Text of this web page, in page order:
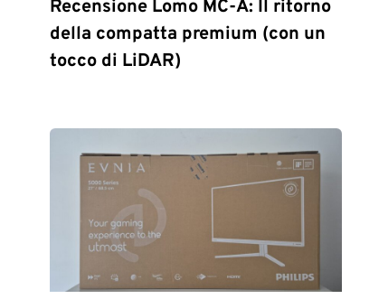
Recensione Lomo MC-A: Il ritorno
della compatta premium (con un
tocco di LiDAR)